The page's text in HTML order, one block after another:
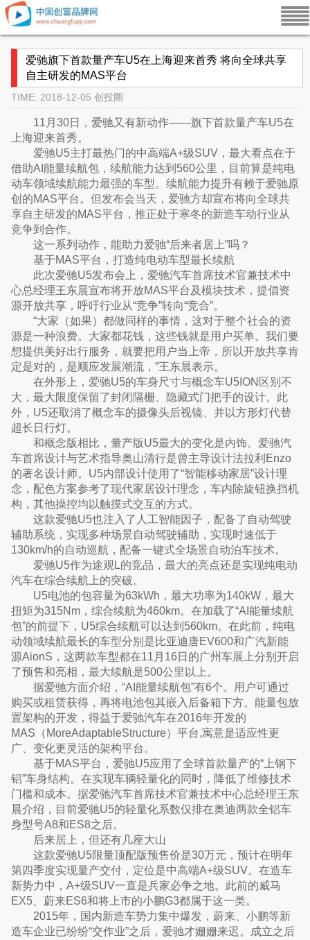
爱驰旗下首款量产车U5在上海迎来首秀 将向全球共享
自主研发的MAS平台
TIME: 2018-12-05 创投圈
11月30日，爱驰又有新动作——旗下首款量产车U5在
上海迎来首秀。
爱驰U5主打最热门的中高端A+级SUV，最大看点在于
借助AI能量续航包，续航能力达到560公里，目前算是纯电
动车领域续航能力最强的车型。续航能力提升有赖于爱驰原
创的MAS平台。但发布会当天，爱驰方却宣布将向全球共
享自主研发的MAS平台，推正处于寒冬的新造车动行业从
竞争到合作。
这一系列动作，能助力爱驰“后来者居上”吗？
基于MAS平台，打造纯电动车型最长续航
此次爱驰U5发布会上，爱驰汽车首席技术官兼技术中
心总经理王东晨宣布将开放MAS平台及模块技术，提倡资
源开放共享，呼吁行业从“竞争”转向“竞合”。
“大家（如果）都做同样的事情，这对于整个社会的资
源是一种浪费。大家都花钱，这些钱就是用户买单。我们要
想提供美好出行服务，就要把用户当上帝，所以开放共享肯
定是对的，是顺应发展潮流，”王东晨表示。
在外形上，爱驰U5的车身尺寸与概念车U5ION区别不
大，最大限度保留了封闭隔栅、隐藏式门把手的设计。此
外，U5还取消了概念车的摄像头后视镜、并以方形灯代替
超长日行灯。
和概念版相比，量产版U5最大的变化是内饰。爱驰汽
车首席设计与艺术指导奥山清行是曾主导设计法拉利Enzo
的著名设计师。U5内部设计使用了“智能移动家居”设计理
念，配色方案参考了现代家居设计理念，车内除旋钮换挡机
构，其他操控均以触摸式交互的方式。
这款爱驰U5也注入了人工智能因子，配备了自动驾驶
辅助系统，实现多种场景自动驾驶辅助，实现时速低于
130km/h的自动巡航，配备一键式全场景自动泊车技术。
爱驰U5作为途观L的竞品，最大的亮点还是实现纯电动
汽车在综合续航上的突破。
U5电池的包容量为63kWh，最大功率为140kW，最大
扭矩为315Nm，综合续航为460km。在加载了“AI能量续航
包”的前提下，U5综合续航可以达到560km。在此前，纯电
动领域续航最长的车型分别是比亚迪唐EV600和广汽新能
源AionS，这两款车型都在11月16日的广州车展上分别开启
了预售和亮相，最大续航是500公里以上。
据爱驰方面介绍，“AI能量续航包”有6个。用户可通过
购买或租赁获得，再将电池包其嵌入后备箱下方。能量包放
置架构的开发，得益于爱驰汽车在2016年开发的
MAS（MoreAdaptableStructure）平台,寓意是适应性更
广、变化更灵活的架构平台。
基于MAS平台，爱驰U5应用了全球首款量产的“上钢下
铝”车身结构。在实现车辆轻量化的同时，降低了维修技术
门槛和成本。据爱驰汽车首席技术官兼技术中心总经理王东
晨介绍，目前爱驰U5的轻量化系数仅排在奥迪两款全铝车
身型号A8和ES8之后。
后来居上，但还有几座大山
这款爱驰U5限量顶配版预售价是30万元，预计在明年
第四季度实现量产交付，定位是中高端A+级SUV。在造车
新势力中，A+级SUV一直是兵家必争之地。此前的威马
EX5、蔚来ES6和将上市的小鹏G3都属于这一类。
2015年，国内新造车势力集中爆发，蔚来、小鹏等新
造车企业已纷纷“交作业”之后，爱驰才姗姗来迟。成立之后